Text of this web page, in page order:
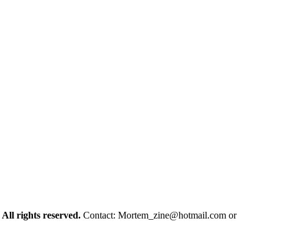
All rights reserved. Contact: Mortem_zine@hotmail.com or